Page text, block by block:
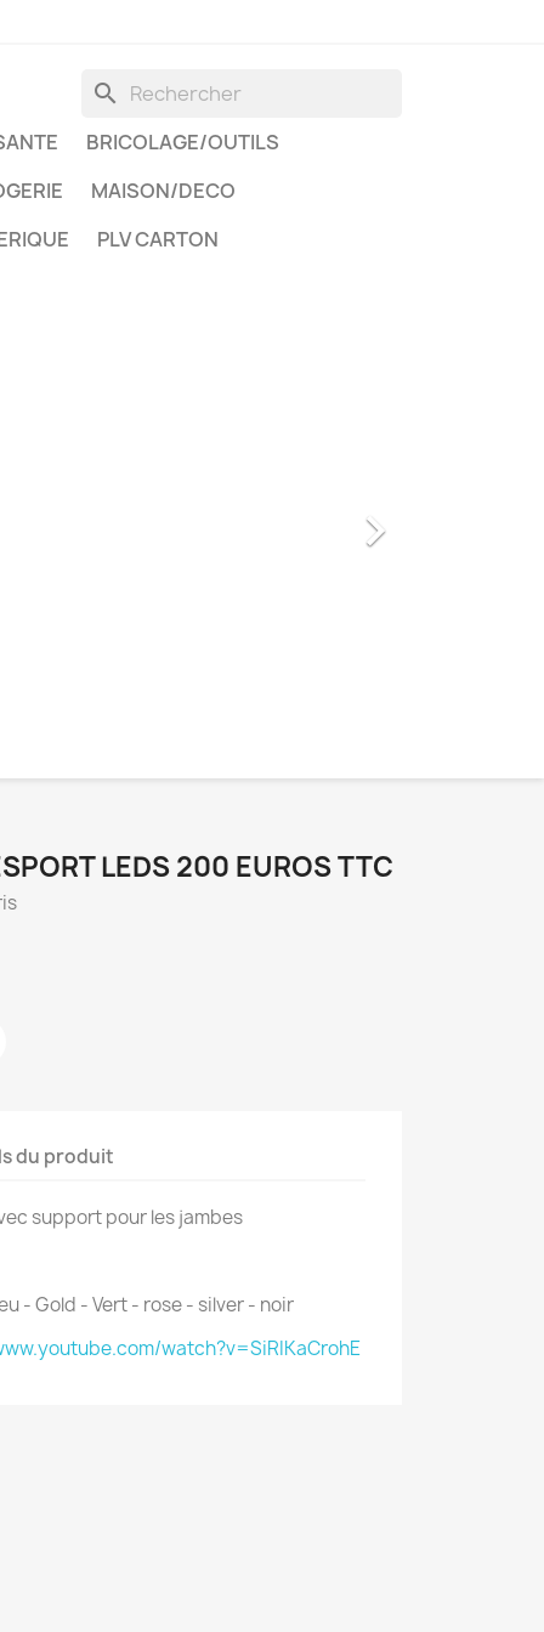
search
BRICOLAGE/OUTILS
MAISON/DECO
PLV CARTON

LEDS 200 EUROS TTC
du produit
support pour les jambes
- Gold - Vert - rose - silver - noir
watch?v=SiRIKaCrohE